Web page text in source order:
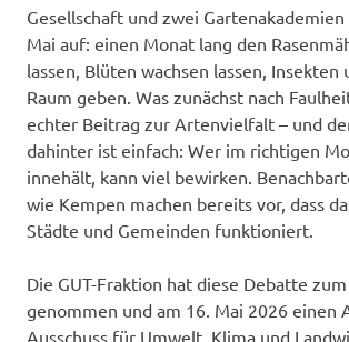
Gesellschaft und zwei
Mai auf: einen Monat lang den
lassen, Blüten wachsen lassen,
Raum geben. Was zunächst nach
echter Beitrag zur Artenvielfalt – und
dahinter ist einfach: Wer im richtigen
innehält, kann viel bewirken.
wie Kempen machen bereits vor, dass
Städte und Gemeinden funktioniert.
Die GUT-Fraktion hat diese Debatte
genommen und am 16. Mai 2026 einen
Ausschuss für Umwelt, Klima und